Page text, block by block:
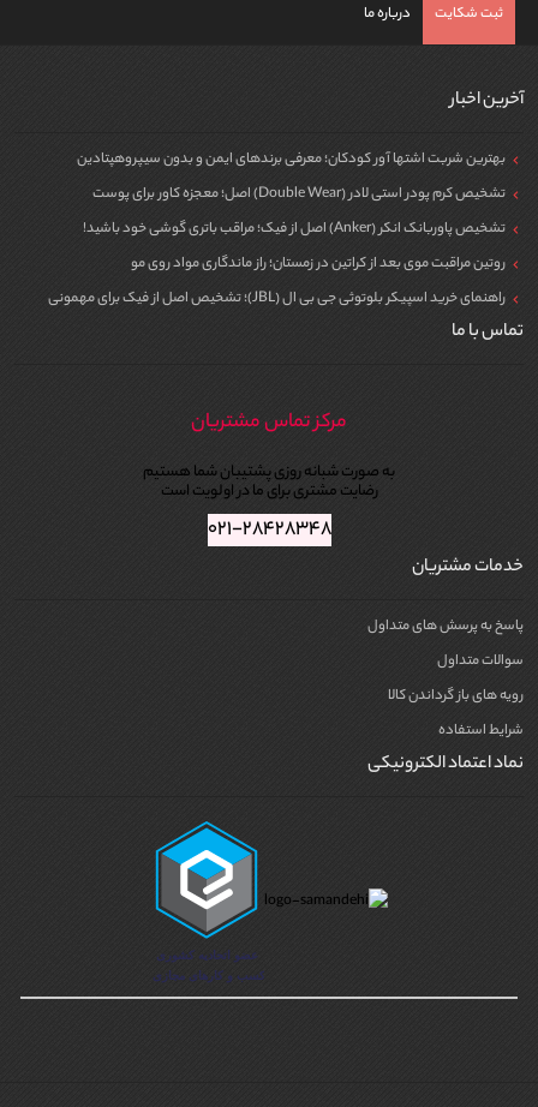
ثبت شکایت درباره ما
آخرین اخبار
بهترین شربت اشتها آور کودکان؛ معرفی برندهای ایمن و بدون سیپروهپتادین
تشخیص کرم پودر استی لادر (Double Wear) اصل؛ معجزه کاور برای پوست
تشخیص پاوربانک انکر (Anker) اصل از فیک؛ مراقب باتری گوشی خود باشید!
روتین مراقبت موی بعد از کراتین در زمستان؛ راز ماندگاری مواد روی مو
راهنمای خرید اسپیکر بلوتوثی جی بی ال (JBL)؛ تشخیص اصل از فیک برای مهمونی
تماس با ما
مرکز تماس مشتریان
به صورت شبانه روزی پشتیبان شما هستیم
رضایت مشتری برای ما در اولویت است
۰۲۱-۲۸۴۲۸۳۴۸
خدمات مشتریان
پاسخ به پرسش های متداول
سوالات متداول
رویه های باز گرداندن کالا
شرایط استفاده
نماد اعتماد الکترونیکی